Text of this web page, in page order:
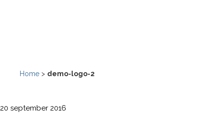
Home > demo-logo-2
20 september 2016